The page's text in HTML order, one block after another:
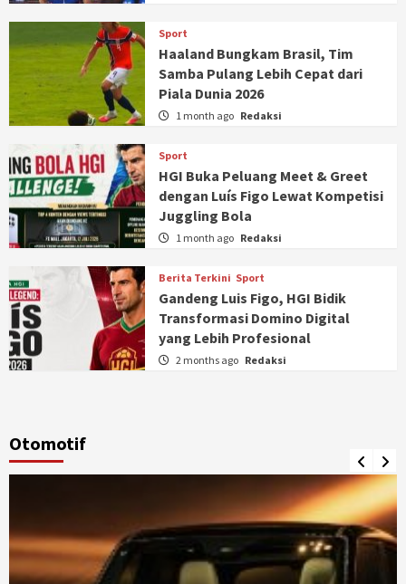
Sport
Haaland Bungkam Brasil, Tim
Samba Pulang Lebih Cepat dari
Piala Dunia 2026
1 month ago Redaksi
Sport
HGI Buka Peluang Meet & Greet
dengan Luís Figo Lewat Kompetisi
Juggling Bola
1 month ago Redaksi
Berita Terkini Sport
Gandeng Luis Figo, HGI Bidik
Transformasi Domino Digital
yang Lebih Profesional
2 months ago Redaksi
Otomotif